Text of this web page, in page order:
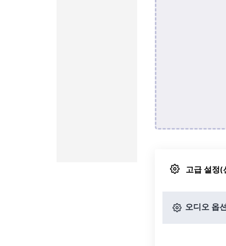
고급 설정(
오디오 옵